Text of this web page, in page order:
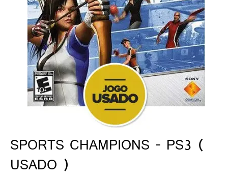
gamer)
SPORTS CHAMPIONS - PS3 (
USADO )